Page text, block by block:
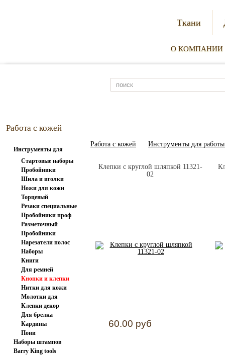
Ткани
О КОМПАНИИ
Работа с кожей
Инструменты для
работы с...
Стартовые наборы
Пробойники
вилочные
Шила и иголки
Ножи для кожи
Торцевый
инструмент
Резаки специальные
Пробойники проф
Разметочный
инструмент
Пробойники
револьверные
Нарезатели полос
Наборы
пробойников
Книги
Для ремней
Кнопки и клепки
Нитки для кожи
Молотки для
штампов и...
Клепки декор
Для брелка
заготовка
Кардины
Пони
Наборы штампов
Barry King tools
Работа с кожей Инструменты для
Клепки с круглой шляпкой 11321-
02
60.00 руб